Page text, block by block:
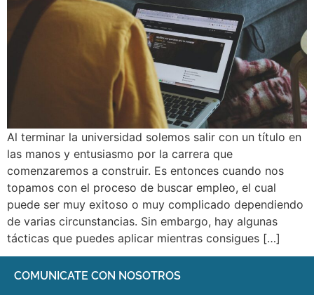
Al terminar la universidad solemos salir con un título en
las manos y entusiasmo por la carrera que
comenzaremos a construir. Es entonces cuando nos
topamos con el proceso de buscar empleo, el cual
puede ser muy exitoso o muy complicado dependiendo
de varias circunstancias. Sin embargo, hay algunas
tácticas que puedes aplicar mientras consigues […]
COMUNICATE CON NOSOTROS